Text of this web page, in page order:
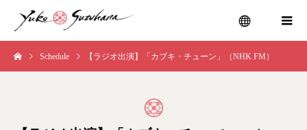
menu
Schedule 【ラジオ出演】「カブキ・チューン」（NHK FM）